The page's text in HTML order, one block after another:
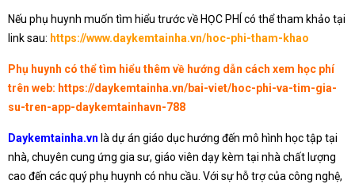
Nếu phụ huynh muốn tìm hiểu trước về HỌC PHÍ có thể tham khảo tại
link sau: https://www.daykemtainha.vn/hoc-phi-tham-khao
Phụ huynh có thể tìm hiểu thêm về hướng dẫn cách xem học phí
trên web: https://daykemtainha.vn/bai-viet/hoc-phi-va-tim-gia-
su-tren-app-daykemtainhavn-788
Daykemtainha.vn là dự án giáo dục hướng đến mô hình học tập tại
nhà, chuyên cung ứng gia sư, giáo viên dạy kèm tại nhà chất lượng
cao đến các quý phụ huynh có nhu cầu. Với sự hỗ trợ của công nghệ,